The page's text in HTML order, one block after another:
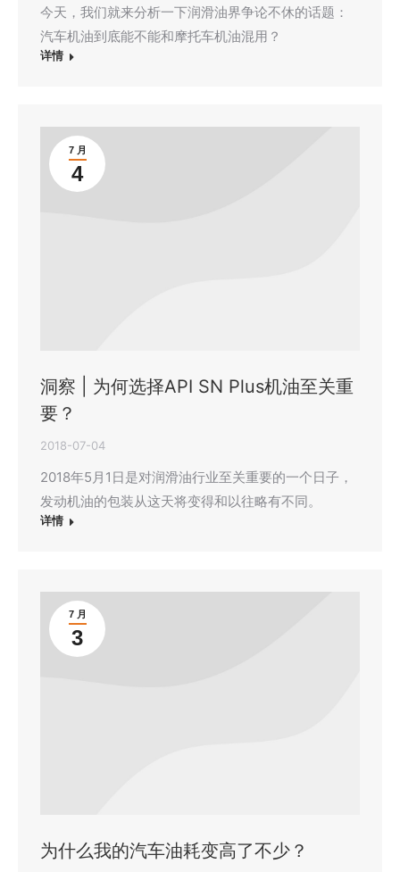
今天，我们就来分析一下润滑油界争论不休的话题：
汽车机油到底能不能和摩托车机油混用？
详情
7 月
4
洞察 | 为何选择API SN Plus机油至关重
要？
2018-07-04
2018年5月1日是对润滑油行业至关重要的一个日子，
发动机油的包装从这天将变得和以往略有不同。
详情
7 月
3
为什么我的汽车油耗变高了不少？